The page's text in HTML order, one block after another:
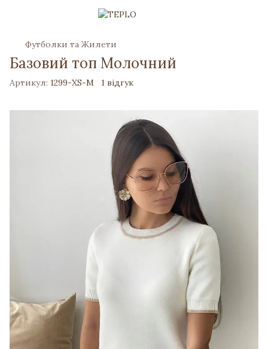
Футболки та Жилети
Базовий топ Молочний
Артикул: 1299-XS-M 1 відгук